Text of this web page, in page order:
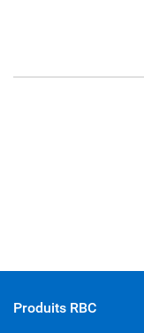
Produits RBC